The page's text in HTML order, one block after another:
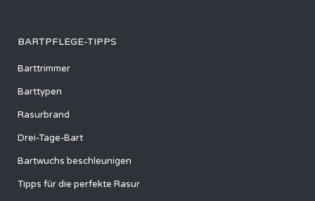
BARTPFLEGE-TIPPS
Barttrimmer
Barttypen
Rasurbrand
Drei-Tage-Bart
Bartwuchs beschleunigen
Tipps für die perfekte Rasur